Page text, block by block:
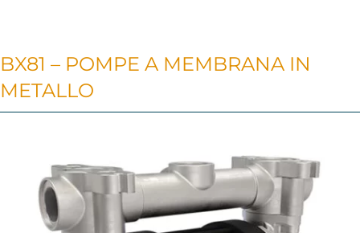
BX81 – POMPE A MEMBRANA IN
METALLO